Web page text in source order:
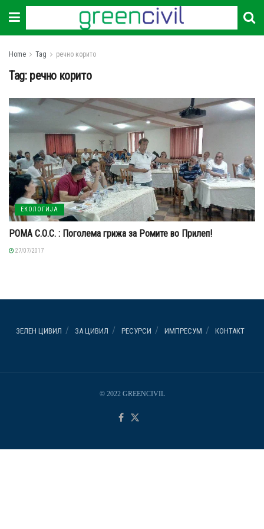
Home Tag речно корито
Tag: речно корито
ЕКОЛОГИЈА
РОМА С.О.С. : Поголема грижа за Ромите во Прилеп!
27/07/2017
ЗЕЛЕН ЦИВИЛ ЗА ЦИВИЛ РЕСУРСИ ИМПРЕСУМ КОНТАКТ
© 2022 GREENCIVIL